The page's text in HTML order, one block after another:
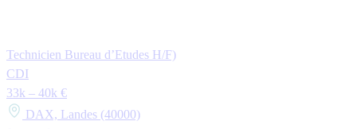
Technicien Bureau d’Etudes H/F)
CDI
33k – 40k €
DAX, Landes (40000)